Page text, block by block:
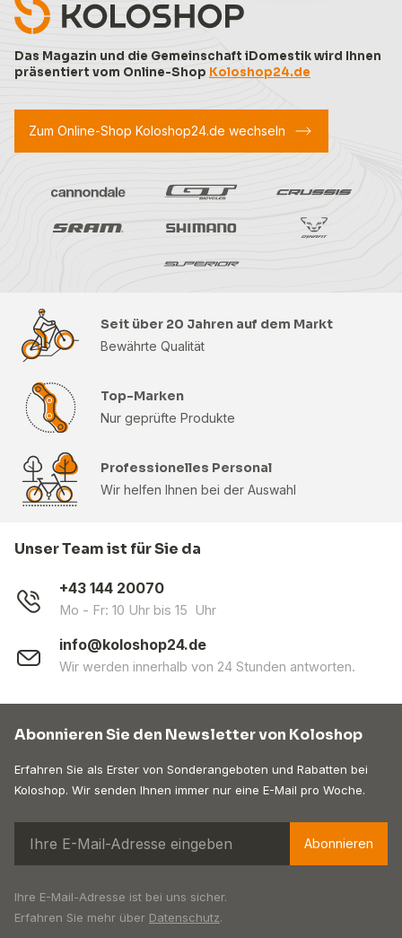
Das Magazin und die Gemeinschaft iDomestik wird Ihnen
präsentiert vom Online-Shop Koloshop24.de
Zum Online-Shop Koloshop24.de wechseln
Seit über 20 Jahren auf dem Markt
Bewährte Qualität
Top-Marken
Nur geprüfte Produkte
Professionelles Personal
Wir helfen Ihnen bei der Auswahl
Unser Team ist für Sie da
+43 144 20070
Mo - Fr: 10 Uhr bis 15 Uhr
info@koloshop24.de
Wir werden innerhalb von 24 Stunden antworten.
Abonnieren Sie den Newsletter von Koloshop
Erfahren Sie als Erster von Sonderangeboten und Rabatten bei
Koloshop. Wir senden Ihnen immer nur eine E-Mail pro Woche.
Abonnieren
Ihre E-Mail-Adresse ist bei uns sicher.
Erfahren Sie mehr über Datenschutz.